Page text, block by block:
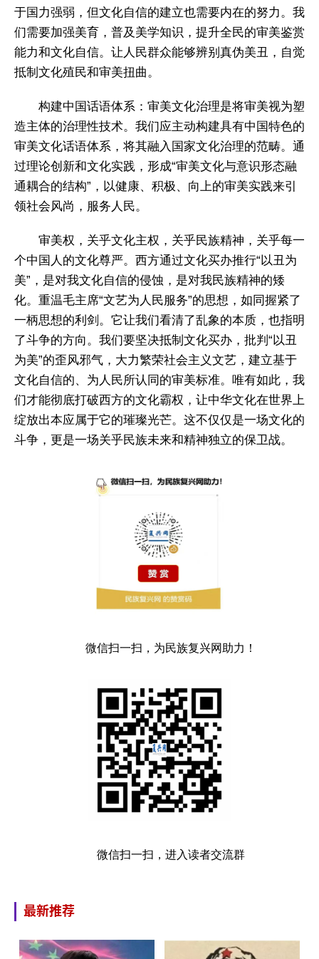
于国力强弱，但文化自信的建立也需要内在的努力。我
们需要加强美育，普及美学知识，提升全民的审美鉴赏
能力和文化自信。让人民群众能够辨别真伪美丑，自觉
抵制文化殖民和审美扭曲。
构建中国话语体系：审美文化治理是将审美视为塑
造主体的治理性技术。我们应主动构建具有中国特色的
审美文化话语体系，将其融入国家文化治理的范畴。通
过理论创新和文化实践，形成“审美文化与意识形态融
通耦合的结构”，以健康、积极、向上的审美实践来引
领社会风尚，服务人民。
审美权，关乎文化主权，关乎民族精神，关乎每一
个中国人的文化尊严。西方通过文化买办推行“以丑为
美”，是对我文化自信的侵蚀，是对我民族精神的矮
化。重温毛主席“文艺为人民服务”的思想，如同握紧了
一柄思想的利剑。它让我们看清了乱象的本质，也指明
了斗争的方向。我们要坚决抵制文化买办，批判“以丑
为美”的歪风邪气，大力繁荣社会主义文艺，建立基于
文化自信的、为人民所认同的审美标准。唯有如此，我
们才能彻底打破西方的文化霸权，让中华文化在世界上
绽放出本应属于它的璀璨光芒。这不仅仅是一场文化的
斗争，更是一场关乎民族未来和精神独立的保卫战。
微信扫一扫，为民族复兴网助力！
微信扫一扫，进入读者交流群
最新推荐